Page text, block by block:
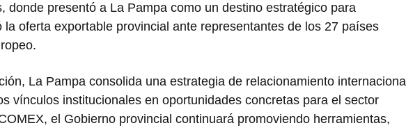
donde presentó a La Pampa como un destino estratégico para
la oferta exportable provincial ante representantes de los 27 países
La Pampa consolida una estrategia de relacionamiento
vínculos institucionales en oportunidades concretas para el sector
el Gobierno provincial continuará promoviendo herramientas,